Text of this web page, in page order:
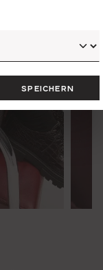
SPEICHERN